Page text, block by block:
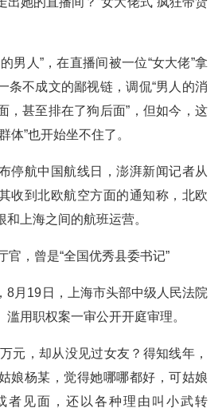
人”，在直播间被一位“女大佬”拿
条不成文的鄙视链，调侃“男人的消
，甚至排在了狗后面”，但如今，这
体”也开始坐不住了。
航中国航线日，澎湃新闻记者从
收到北欧航空方面的通知称，北欧
上海之间的航班运营。
，曾是“全国优秀县委书记”
19日，上海市头部中级人民法院
用职权案一审公开开庭审理。
，却从没见过女友？得知线年，
娘杨某，觉得她哪哪都好，可姑娘
者见面，还以各种理由叫小武转